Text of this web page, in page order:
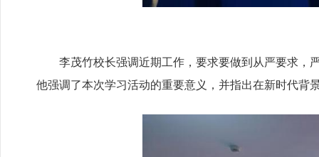
李茂竹校长强调近期工作，要求要做到从严要求，
他强调了本次学习活动的重要意义，并指出在新时代背